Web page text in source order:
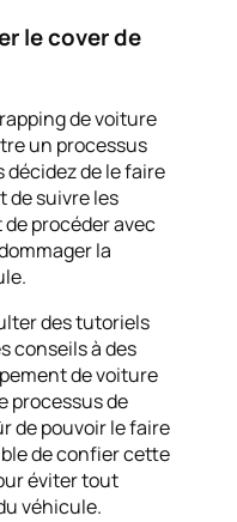
le cover de
de voiture
un processus
de le faire
de suivre les
procéder avec
la
des tutoriels
conseils à des
de voiture
processus de
de pouvoir le faire
de confier cette
éviter tout
véhicule.